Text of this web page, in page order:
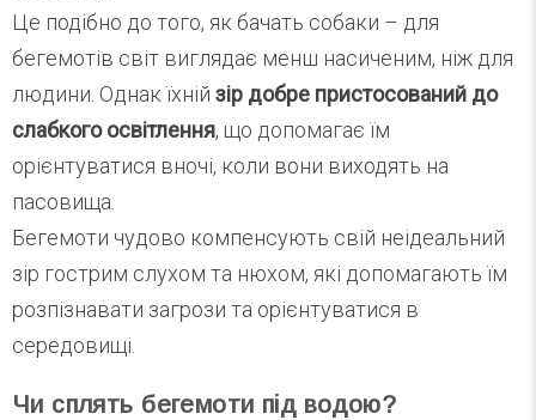
Це подібно до того, як бачать собаки – для
бегемотів світ виглядає менш насиченим, ніж для
людини. Однак їхній зір добре пристосований до
слабкого освітлення, що допомагає їм
орієнтуватися вночі, коли вони виходять на
пасовища.
Бегемоти чудово компенсують свій неідеальний
зір гострим слухом та нюхом, які допомагають їм
розпізнавати загрози та орієнтуватися в
середовищі.
Чи сплять бегемоти під водою?